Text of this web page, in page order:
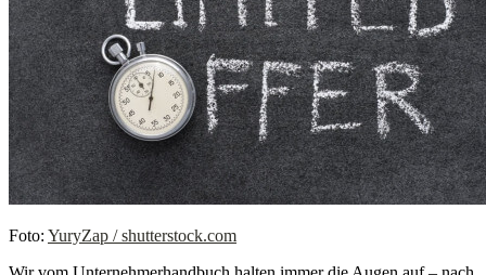
Foto: YuryZap / shutterstock.com